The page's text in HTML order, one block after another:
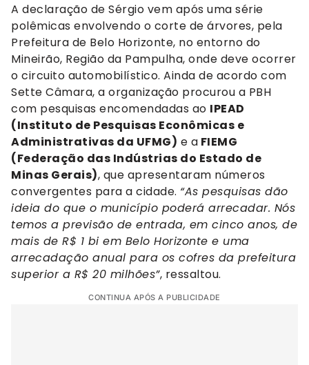
A declaração de Sérgio vem após uma série
polêmicas envolvendo o corte de árvores, pela
Prefeitura de Belo Horizonte, no entorno do
Mineirão, Região da Pampulha, onde deve ocorrer
o circuito automobilístico. Ainda de acordo com
Sette Câmara, a organização procurou a PBH
com pesquisas encomendadas ao IPEAD
(Instituto de Pesquisas Econômicas e
Administrativas da UFMG) e a FIEMG
(Federação das Indústrias do Estado de
Minas Gerais), que apresentaram números
convergentes para a cidade. “As pesquisas dão
ideia do que o município poderá arrecadar. Nós
temos a previsão de entrada, em cinco anos, de
mais de R$ 1 bi em Belo Horizonte e uma
arrecadação anual para os cofres da prefeitura
superior a R$ 20 milhões”, ressaltou.
CONTINUA APÓS A PUBLICIDADE